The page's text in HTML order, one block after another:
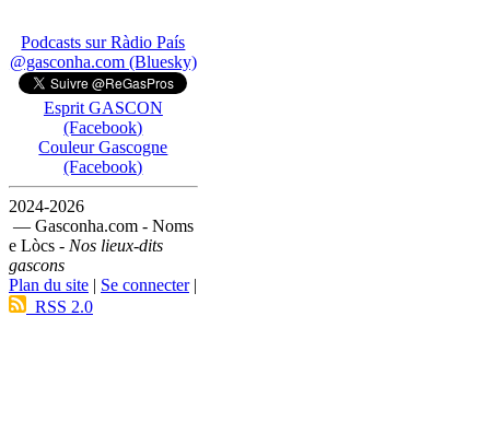
Podcasts sur Ràdio País
@gasconha.com (Bluesky)
Esprit GASCON
(Facebook)
Couleur Gascogne
(Facebook)
2024-2026
— Gasconha.com - Noms
e Lòcs - Nos lieux-dits
gascons
Plan du site | Se connecter|
RSS 2.0